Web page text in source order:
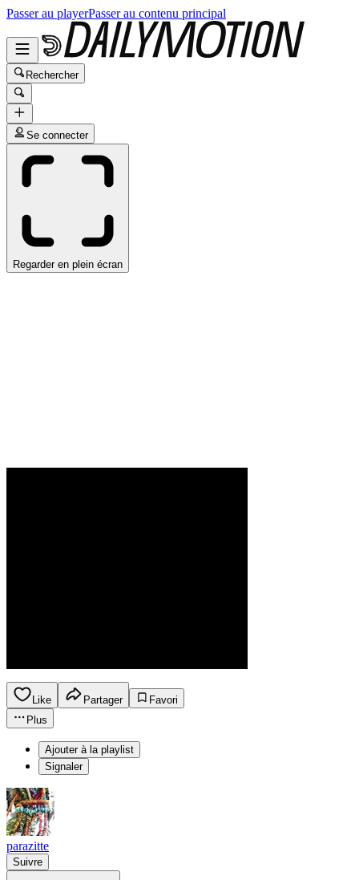
Passer au playerPasser au contenu principal
Rechercher
Se connecter
Regarder en plein écran
Like Partager
Favori
Plus
Ajouter à la playlist
Signaler
parazitte
Suivre